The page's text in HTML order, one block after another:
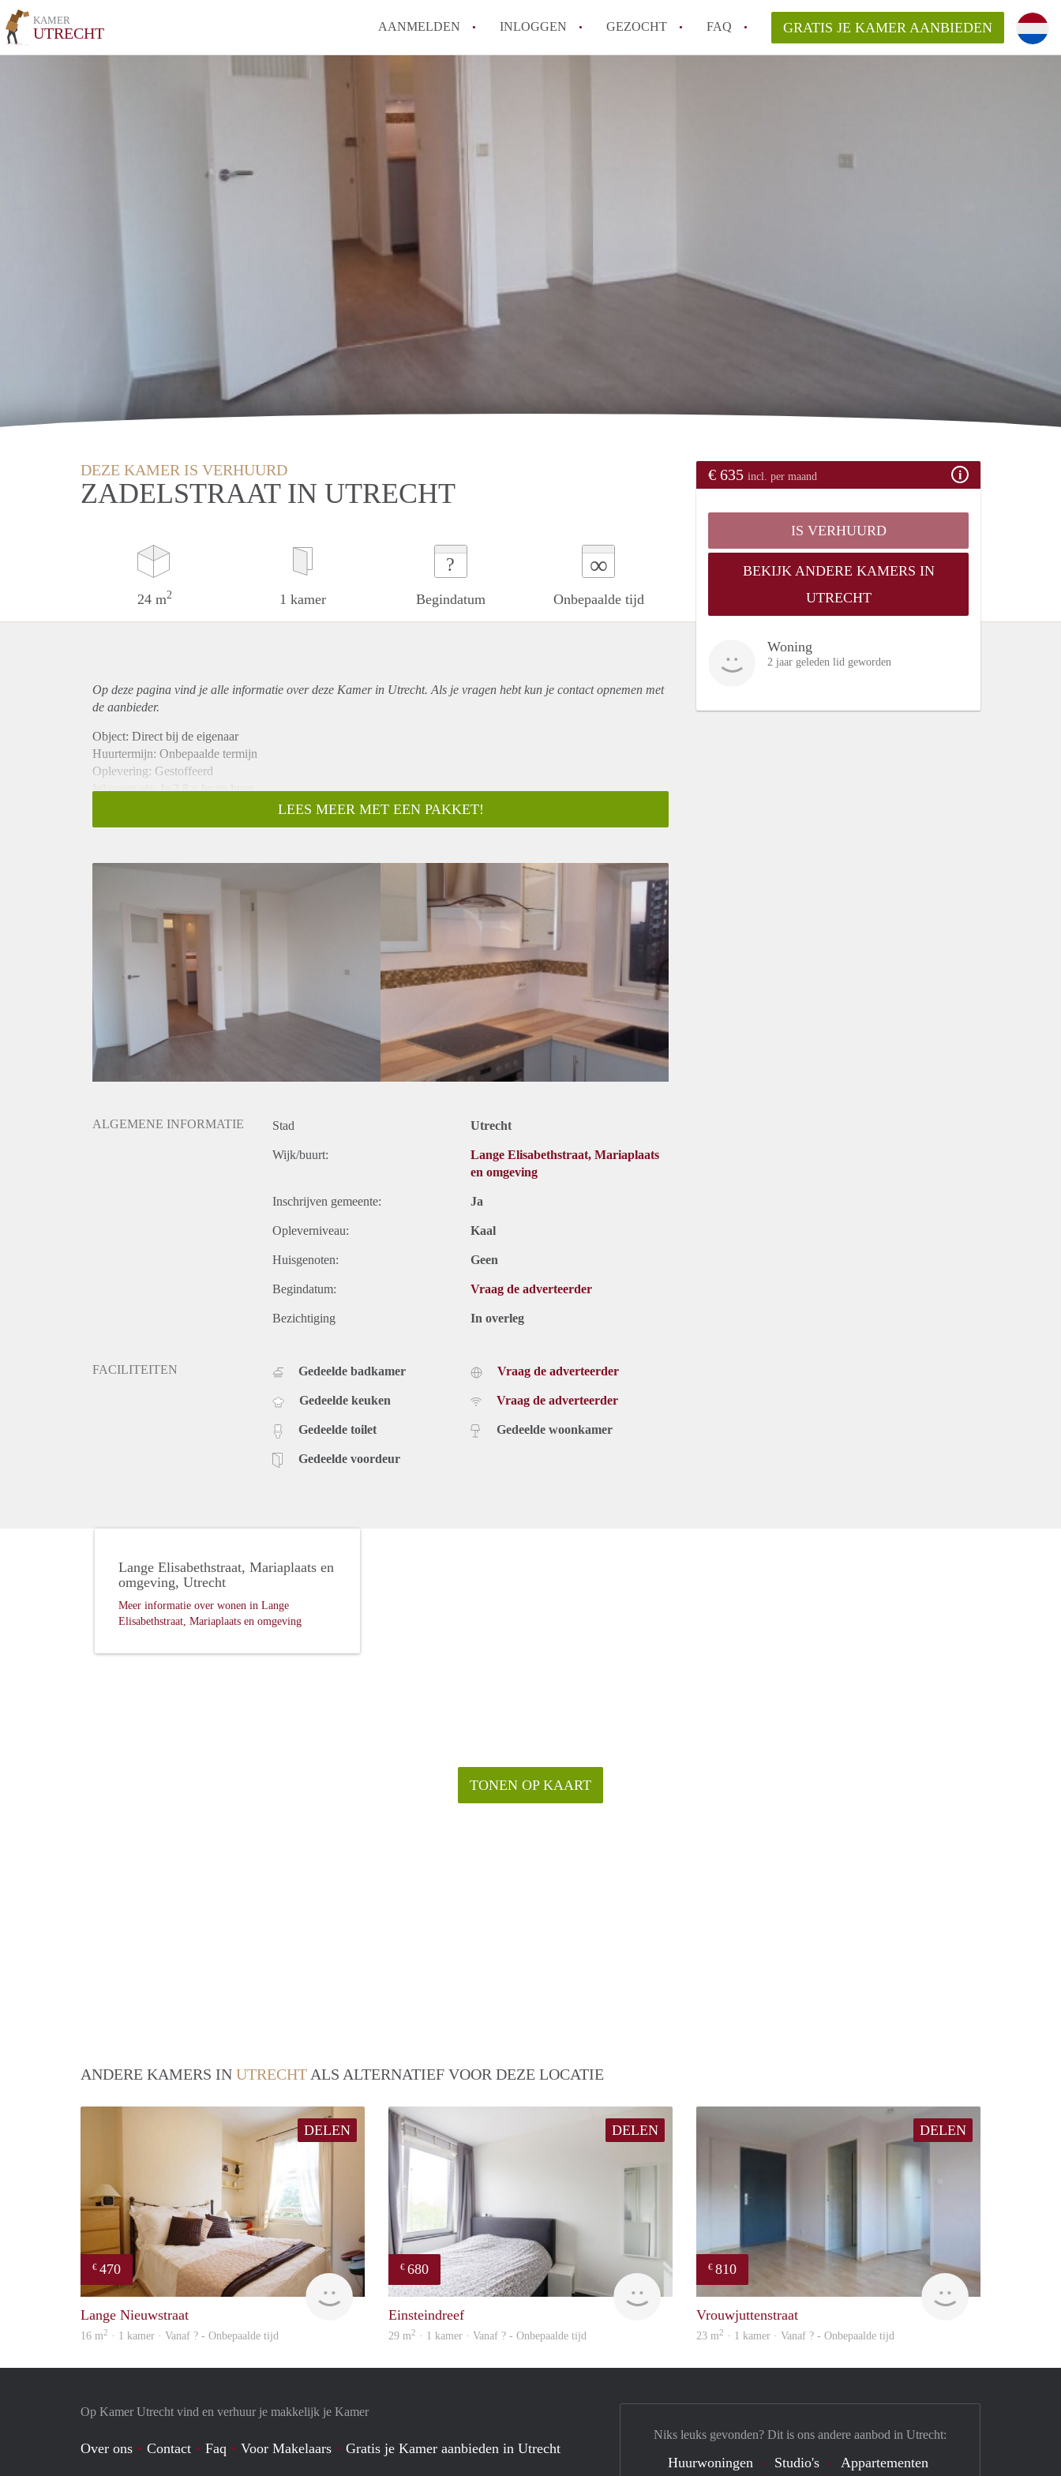
KAMER
UTRECHT AANMELDEN INLOGGEN GEZOCHT FAQ GRATIS JE KAMER AANBIEDEN
DEZE KAMER IS VERHUURD
ZADELSTRAAT IN UTRECHT
24 m2 1 kamer
?
Begindatum
∞
Onbepaalde tijd
€ 635 incl. per maand
IS VERHUURD
BEKIJK ANDERE KAMERS IN
UTRECHT
Woning
2 jaar geleden lid geworden
Op deze pagina vind je alle informatie over deze Kamer in Utrecht. Als je vragen hebt kun je contact opnemen met
de aanbieder.
Object: Direct bij de eigenaar
Huurtermijn: Onbepaalde termijn
Oplevering: Gestoffeerd
Inkomen eis: Ja 2,8 x bruto huur
Borg: 1 maand
Gedeelde woonkamer: Nee
Huisgenoten: Nee
Geslacht huisgenoten: N.v.t.
LEES MEER MET EEN PAKKET!
ALGEMENE INFORMATIE Stad Utrecht
Wijk/buurt:
Lange Elisabethstraat, Mariaplaats
en omgeving
Inschrijven gemeente: Ja
Opleverniveau: Kaal
Huisgenoten: Geen
Begindatum: Vraag de adverteerder
Bezichtiging In overleg
FACILITEITEN Gedeelde badkamer
Gedeelde keuken
Gedeelde toilet
Gedeelde voordeur
Vraag de adverteerder
Vraag de adverteerder
Gedeelde woonkamer
TONEN OP KAART
Lange Elisabethstraat, Mariaplaats en
omgeving, Utrecht
Meer informatie over wonen in Lange
Elisabethstraat, Mariaplaats en omgeving
ANDERE KAMERS IN UTRECHT ALS ALTERNATIEF VOOR DEZE LOCATIE
DELEN
€ 470
Woning
Lange Nieuwstraat
16 m2 · 1 kamer · Vanaf ? - Onbepaalde tijd
DELEN
€ 680
Einsteindreef
29 m2 · 1 kamer · Vanaf ? - Onbepaalde tijd
DELEN
€ 810
finder
Vrouwjuttenstraat
23 m2 · 1 kamer · Vanaf ? - Onbepaalde tijd
Op Kamer Utrecht vind en verhuur je makkelijk je Kamer
Over ons Contact Faq Voor Makelaars Gratis je Kamer aanbieden in Utrecht
Niks leuks gevonden? Dit is ons andere aanbod in Utrecht:
Huurwoningen Studio's Appartementen